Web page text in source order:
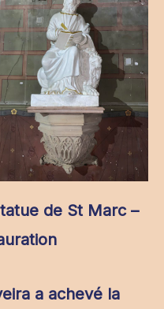
de St Marc –
a achevé la